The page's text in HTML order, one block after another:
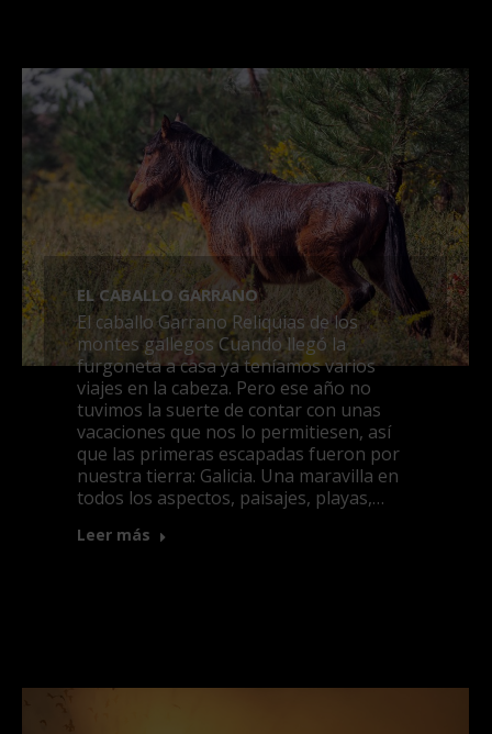
EL CABALLO GARRANO
El caballo Garrano Reliquias de los
montes gallegos Cuando llegó la
furgoneta a casa ya teníamos varios
viajes en la cabeza. Pero ese año no
tuvimos la suerte de contar con unas
vacaciones que nos lo permitiesen, así
que las primeras escapadas fueron por
nuestra tierra: Galicia. Una maravilla en
todos los aspectos, paisajes, playas,…
Leer más